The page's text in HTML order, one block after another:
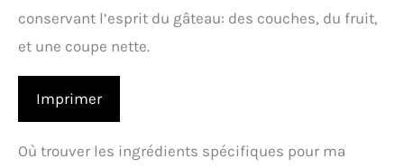
conservant l’esprit du gâteau: des couches, du fruit,
et une coupe nette.
Imprimer
Où trouver les ingrédients spécifiques pour ma